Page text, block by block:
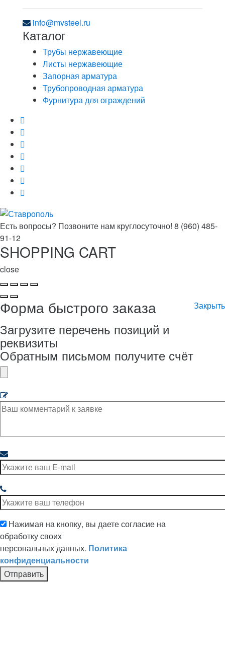
info@mvsteel.ru
Каталог
Трубы нержавеющие
Листы нержавеющие
Запорная арматура
Трубопроводная арматура
Фурнитура для ограждений
Есть вопросы? Позвоните нам круглосуточно! 8 (960) 485-
91-12
SHOPPING CART
close
Закрыть
Форма быстрого заказа
Загрузите перечень позиций и
реквизиты
Обратным письмом получите счёт
Нажимая на кнопку, вы даете согласие на
обработку своих
персональных данных. Политика
конфиденциальности
Отправить